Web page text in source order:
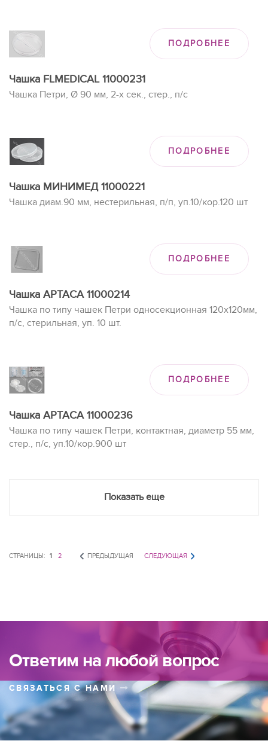
ПОДРОБНЕЕ
Чашка FLMEDICAL 11000231
Чашка Петри, Ø 90 мм, 2-х сек., стер., п/с
ПОДРОБНЕЕ
Чашка МИНИМЕД 11000221
Чашка диам.90 мм, нестерильная, п/п, уп.10/кор.120 шт
ПОДРОБНЕЕ
Чашка APTAСA 11000214
Чашка по типу чашек Петри односекционная 120х120мм,
п/с, стерильная, уп. 10 шт.
ПОДРОБНЕЕ
Чашка APTAСA 11000236
Чашка по типу чашек Петри, контактная, диаметр 55 мм,
стер., п/с, уп.10/кор.900 шт
Показать еще
СТРАНИЦЫ: 1 2 ПРЕДЫДУЩАЯ СЛЕДУЮЩАЯ
Ответим на любой вопрос
СВЯЗАТЬСЯ С НАМИ